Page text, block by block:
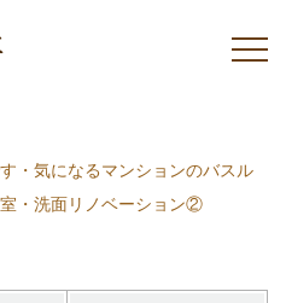
・気になるマンションのバスル
・洗面リノベーション②